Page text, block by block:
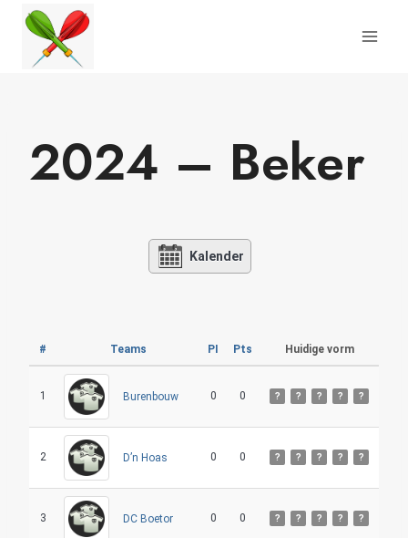
Doorgaan
naar
inhoud
2024 – Beker
Kalender
# Teams PI Pts Huidige vorm
1 Burenbouw 0 0 ? ? ? ? ?
2 D’n Hoas 0 0 ? ? ? ? ?
3 DC Boetor 0 0 ? ? ? ? ?